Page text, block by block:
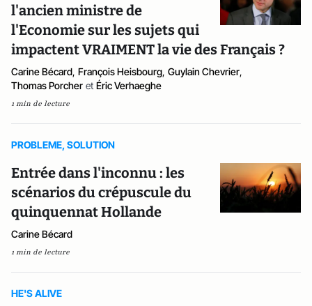
l'ancien ministre de
l'Economie sur les sujets qui
impactent VRAIMENT la vie des Français ?
Carine Bécard, François Heisbourg, Guylain Chevrier,
Thomas Porcher et Éric Verhaeghe
1 min de lecture
PROBLEME, SOLUTION
Entrée dans l'inconnu : les
scénarios du crépuscule du
quinquennat Hollande
Carine Bécard
1 min de lecture
HE'S ALIVE